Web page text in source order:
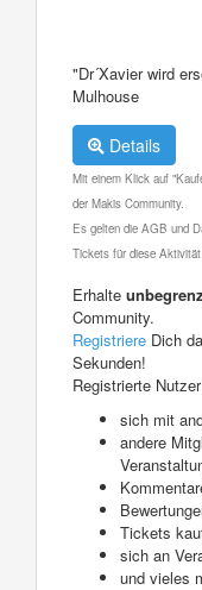
"Dr´Xavier wird
Mulhouse
Details
Mit einem Klick auf
der Makis Community.
Es gelten die AGB und
Tickets für diese
Erhalte
Community.
Registriere Dich
Sekunden!
Registrierte
sich mit
andere
Tickets
sich an
und vieles